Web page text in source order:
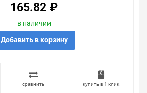
165.82 ₽
в наличии
Добавить в корзину
сравнить купить в 1 клик